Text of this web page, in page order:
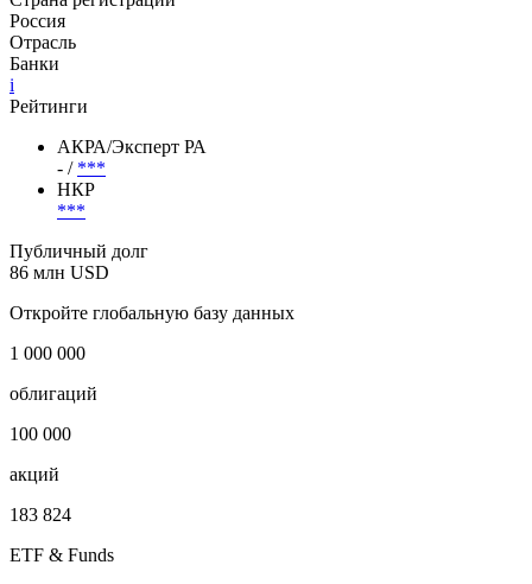
Акционерное общество Банк Синара
Наименование страны
Россия
Страна регистрации
Россия
Банки
Рейтинги
- /***
НКР
86 млн USD
Откройте глобальную базу данных
1 000 000
облигаций
100 000
акций